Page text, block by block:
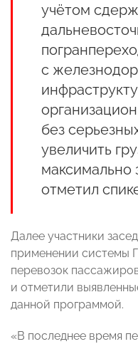
учётом
с
без
увеличить
максимально
отметил
Далее участники
применении системы
перевозок
и отметили
данной программой.
«В последнее время